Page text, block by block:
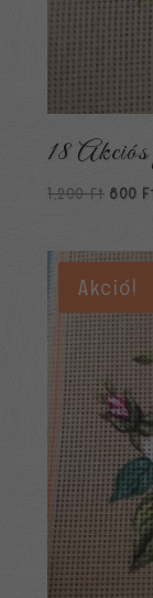
18
1,200Ft
1,200
800
Akció!